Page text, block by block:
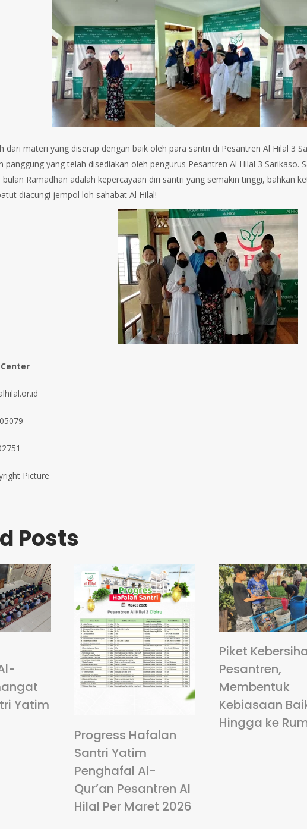
dari materi yang diserap dengan baik oleh para santri di Pesantren Al Hilal 3
panggung yang telah disediakan oleh pengurus Pesantren Al Hilal 3 Sarikaso.
bulan Ramadhan adalah kepercayaan diri santri yang semakin tinggi, bahkan
diacungi jempol loh sahabat Al Hilal!
Picture
Posts
Yatim
Progress Hafalan
Santri Yatim
Penghafal Al-
Qur’an Pesantren Al
Hilal Per Maret 2026
Piket
Pesantren,
Membentuk
Kebiasaan
Hingga ke